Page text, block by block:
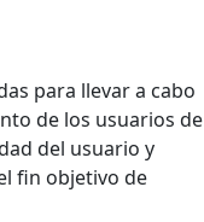
para llevar a cabo
de los usuarios de
del usuario y
fin objetivo de